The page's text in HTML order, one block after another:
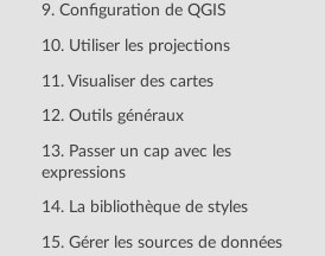
9. Configuration de QGIS
10. Utiliser les projections
11. Visualiser des cartes
12. Outils généraux
13. Passer un cap avec les
expressions
14. La bibliothèque de styles
15. Gérer les sources de données